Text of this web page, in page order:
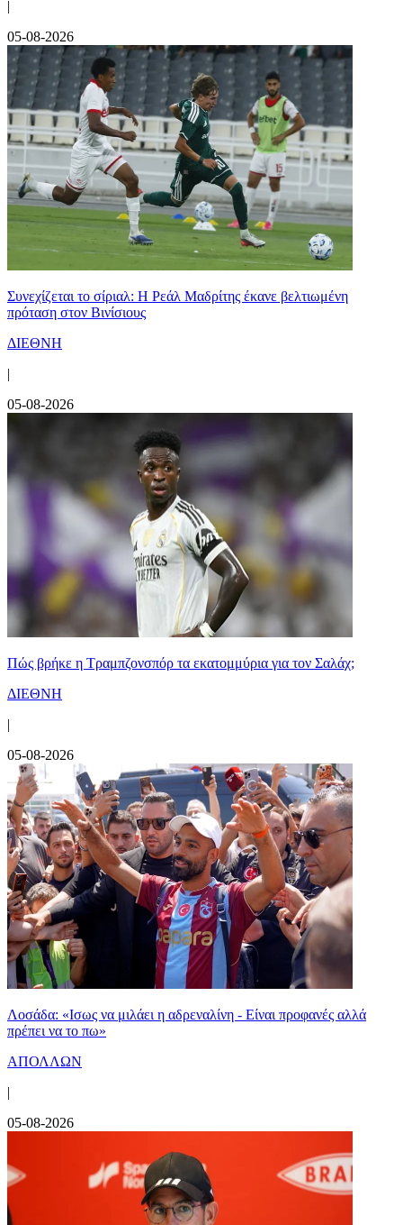
|
05-08-2026
Συνεχίζεται το σίριαλ: Η Ρεάλ Μαδρίτης έκανε βελτιωμένη
πρόταση στον Βινίσιους
ΔΙΕΘΝΗ
|
05-08-2026
Πώς βρήκε η Τραμπζονσπόρ τα εκατομμύρια για τον Σαλάχ;
ΔΙΕΘΝΗ
|
05-08-2026
Λοσάδα: «Ισως να μιλάει η αδρεναλίνη - Είναι προφανές αλλά
πρέπει να το πω»
ΑΠΟΛΛΩΝ
|
05-08-2026